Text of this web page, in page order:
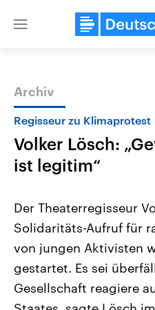
Close
Themen
Landtagswahl Sachsen-Anhalt
2026
Alle Informationen
Sachsen-Anhalt wählt am 6.
September 2026 einen neuen
Landtag. Seit 2021 wird das
Bundesland von einer
Archiv
Regisseur zu Klimaprotest
Volker Lösch:
ist legitim“
Der Theaterregisseur
Solidaritäts-Aufruf für
von jungen Aktivisten
gestartet. Es sei
Gesellschaft reagiere